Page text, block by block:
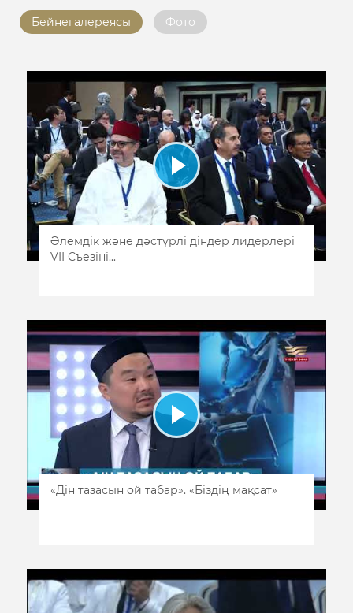
Бейнегалереясы Фото
Әлемдік және дәстүрлі діндер лидерлері
VII Съезіні...
«Дін тазасын ой табар». «Біздің мақсат»